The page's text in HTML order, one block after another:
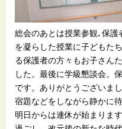
総会のあとは授業参観､保
を凝らした授業に子どもた
る保護者の方々もお子さん
した。最後に学級懇談会。
です。ありがとうございま
宿題などをしながら静かに
明日からは連休が始まりま